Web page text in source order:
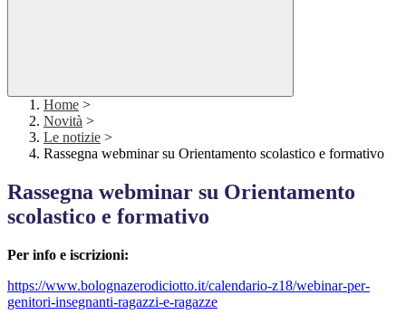
Home >
Novità >
Le notizie >
Rassegna webminar su Orientamento scolastico e formativo
Rassegna webminar su Orientamento
scolastico e formativo
Per info e iscrizioni:
https://www.bolognazerodiciotto.it/calendario-z18/webinar-per-
genitori-insegnanti-ragazzi-e-ragazze